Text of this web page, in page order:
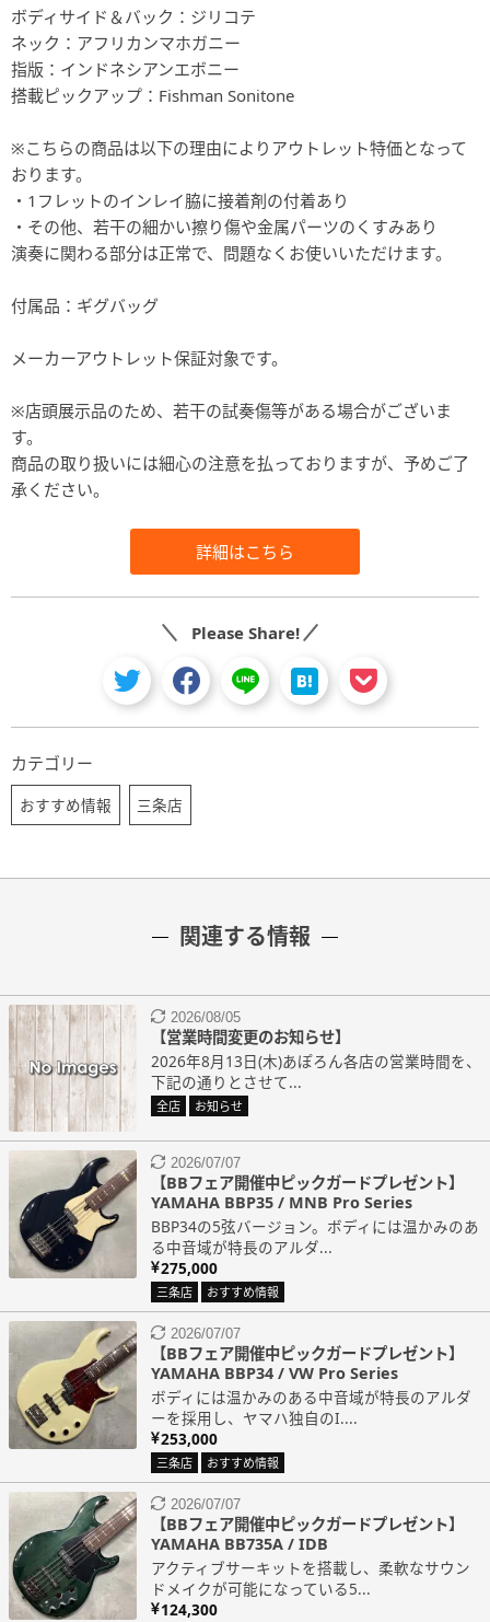
ボディサイド＆バック：ジリコテ
ネック：アフリカンマホガニー
指版：インドネシアンエボニー
搭載ピックアップ：Fishman Sonitone
※こちらの商品は以下の理由によりアウトレット特価となって
おります。
・1フレットのインレイ脇に接着剤の付着あり
・その他、若干の細かい擦り傷や金属パーツのくすみあり
演奏に関わる部分は正常で、問題なくお使いいただけます。
付属品：ギグバッグ
メーカーアウトレット保証対象です。
※店頭展示品のため、若干の試奏傷等がある場合がございま
す。
商品の取り扱いには細心の注意を払っておりますが、予めご了
承ください。
詳細はこちら
Please Share!
カテゴリー
おすすめ情報 三条店
関連する情報
2026/08/05
【営業時間変更のお知らせ】
2026年8月13日(木)あぽろん各店の営業時間を、
下記の通りとさせて...
全店 お知らせ
2026/07/07
【BBフェア開催中ピックガードプレゼント】
YAMAHA BBP35 / MNB Pro Series
BBP34の5弦バージョン。ボディには温かみのあ
る中音域が特長のアルダ...
275,000
三条店 おすすめ情報
2026/07/07
【BBフェア開催中ピックガードプレゼント】
YAMAHA BBP34 / VW Pro Series
ボディには温かみのある中音域が特長のアルダ
ーを採用し、ヤマハ独自のI....
253,000
三条店 おすすめ情報
2026/07/07
【BBフェア開催中ピックガードプレゼント】
YAMAHA BB735A / IDB
アクティブサーキットを搭載し、柔軟なサウン
ドメイクが可能になっている5...
124,300